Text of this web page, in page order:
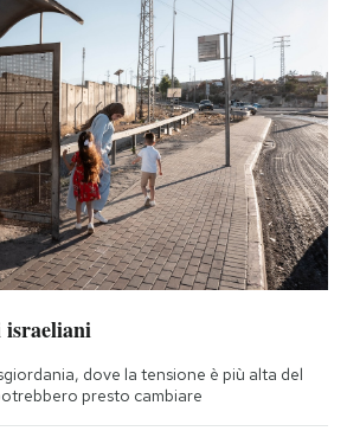
israeliani
dove la tensione è più alta del
presto cambiare